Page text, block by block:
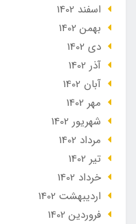
اسفند 1402
بهمن 1402
دی 1402
آذر 1402
آبان 1402
مهر 1402
شهریور 1402
مرداد 1402
تير 1402
خرداد 1402
ارديبهشت 1402
فروردین 1402